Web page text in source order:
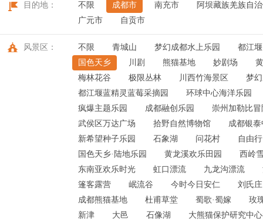
目的地： 不限 成都市 南充市
阿坝藏族羌族自
广元市
自贡市
风景区： 不限 青城山 梦幻成都水上乐园
都江堰
国色天乡
川剧 熊猫基地 妙剧场
梅林花谷
极限丛林 川西竹海景区
梦
都江堰蓝精灵蓝莓采摘园
环球中心海洋乐园
疯爆主题乐园
成都融创乐园
崇州加勒比
武侯区万达广场
拾野自然博物馆
成都银泰
新希望种子乐园
石象湖 问花村
自由行
国色天乡·陆地乐园
黄龙溪欢乐田园
西岭
东南亚欢乐时光
虹口漂流 九龙沟漂流
篷客露营
岷流谷 今时今日安仁
刘氏
成都熊猫基地
杜甫草堂 蜀歌·蜀嫁
玫
新津
大邑 石像湖 大熊猫保护研究中